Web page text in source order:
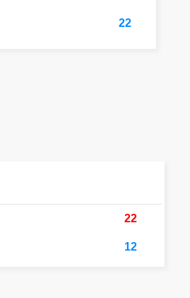
22
22
12